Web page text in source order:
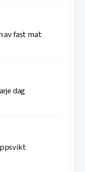
av fast mat
dag